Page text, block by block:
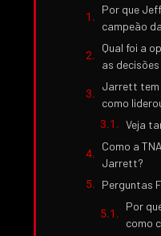
Por que
campeão
Qual foi a
as
Jarrett tem
como
Veja
Como a
Jarrett?
Perguntas
Por
como